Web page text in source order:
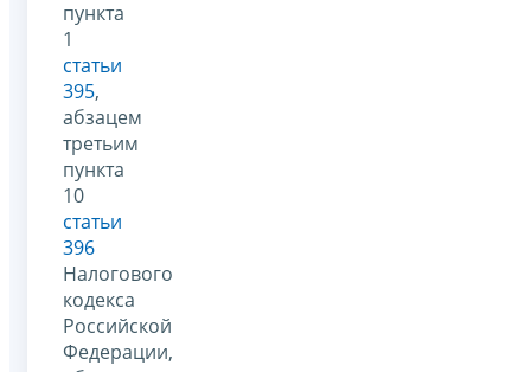
пункта
1
статьи
395,
абзацем
третьим
пункта
10
статьи
396
Налогового
кодекса
Российской
Федерации,